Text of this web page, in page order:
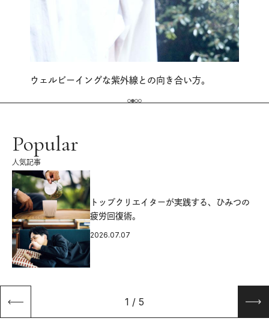
ウェルビーイングな紫外線との向き合い方。
Popular
人気記事
トップクリエイターが実践する、ひみつの
疲労回復術。
2026.07.07
1 / 5